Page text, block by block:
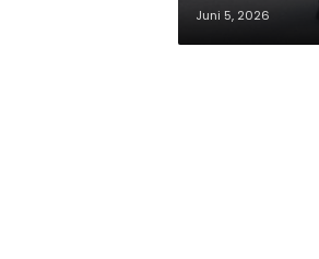
Juni 5, 2026